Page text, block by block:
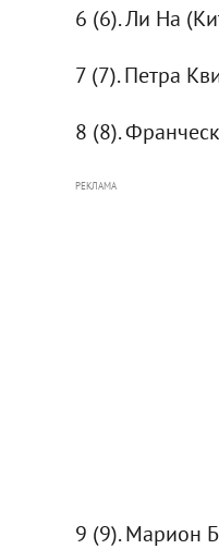
6 (6). Ли На
7 (7). Петра
8 (8).
РЕКЛАМА
9 (9). Марион